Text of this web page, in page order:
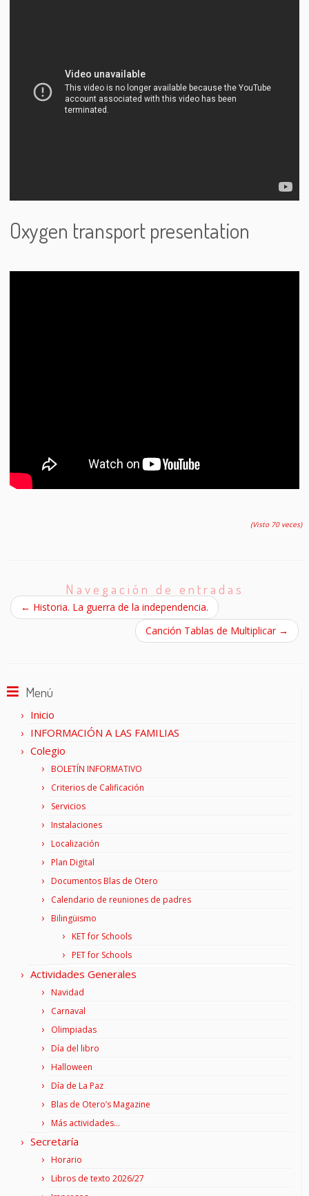
Oxygen transport presentation
(Visto 70 veces)
Navegación de entradas
← Historia. La guerra de la independencia.
Canción Tablas de Multiplicar →
Menú
Inicio
INFORMACIÓN A LAS FAMILIAS
Colegio
BOLETÍN INFORMATIVO
Criterios de Calificación
Servicios
Instalaciones
Localización
Plan Digital
Documentos Blas de Otero
Calendario de reuniones de padres
Bilingüismo
KET for Schools
PET for Schools
Actividades Generales
Navidad
Carnaval
Olimpiadas
Día del libro
Halloween
Día de La Paz
Blas de Otero’s Magazine
Más actividades…
Secretaría
Horario
Libros de texto 2026/27